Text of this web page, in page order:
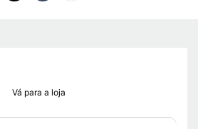
Vá para a loja